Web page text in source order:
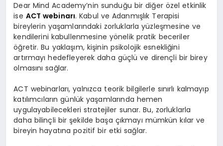
Dear Mind Academy’nin sunduğu bir diğer özel etkinlik
ise ACT webinarı. Kabul ve Adanmışlık Terapisi
bireylerin yaşamlarındaki zorluklarla yüzleşmesine ve
kendilerini kabullenmesine yönelik pratik beceriler
öğretir. Bu yaklaşım, kişinin psikolojik esnekliğini
artırmayı hedefleyerek daha güçlü ve dirençli bir birey
olmasını sağlar.
ACT webinarları, yalnızca teorik bilgilerle sınırlı kalmayıp
katılımcıların günlük yaşamlarında hemen
uygulayabilecekleri stratejiler sunar. Bu, zorluklarla
daha bilinçli bir şekilde başa çıkmayı mümkün kılar ve
bireyin hayatına pozitif bir etki sağlar.